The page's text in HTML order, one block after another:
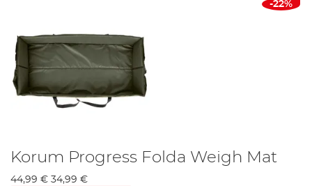
-22%
Korum Progress Folda Weigh Mat
44,99 € 34,99 €